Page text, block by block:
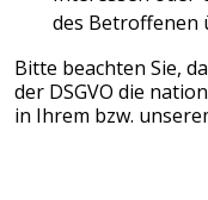
des Betroffenen
Bitte beachten Sie,
der DSGVO die
in Ihrem bzw.